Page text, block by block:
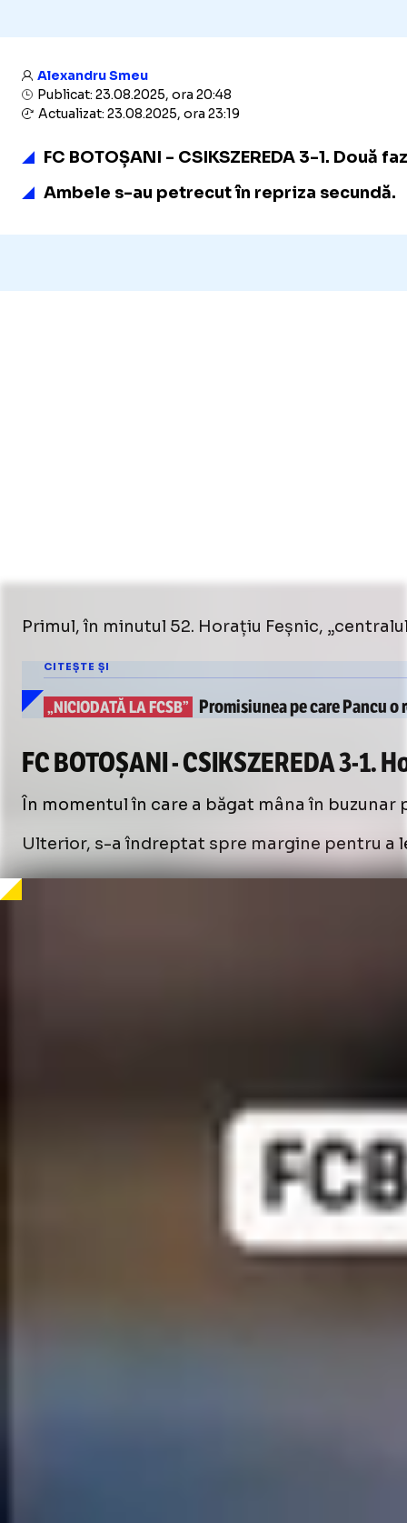
Alexandru Smeu
Publicat: 23.08.2025, ora 20:48
Actualizat: 23.08.2025, ora 23:19
FC BOTOȘANI - CSIKSZEREDA 3-1. Două
Ambele s-au petrecut în repriza secundă.
Primul, în minutul 52. Horațiu Feșnic,
CITEȘTE ȘI
„NICIODATĂ LA FCSB” Promisiunea pe care Pancu
FC BOTOȘANI -CSIKSZEREDA3-1.
În momentul în care a băgat mâna în
Ulterior, s-a îndreptat spre margine pentru a